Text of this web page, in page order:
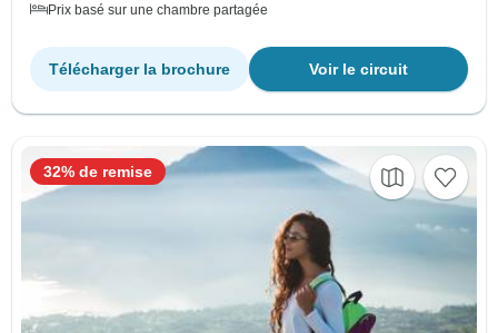
Prix basé sur une chambre partagée
Voir le circuit
Télécharger la brochure
32% de remise